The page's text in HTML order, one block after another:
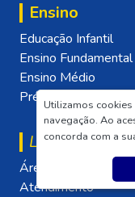
Utilizamos
navegação. Ao
concorda com a
Ensino
Educação Infantil
Ensino Fundamental
Ensino Médio
Pré-vestibular
Linksúteis
Área Restrita
Atendimento